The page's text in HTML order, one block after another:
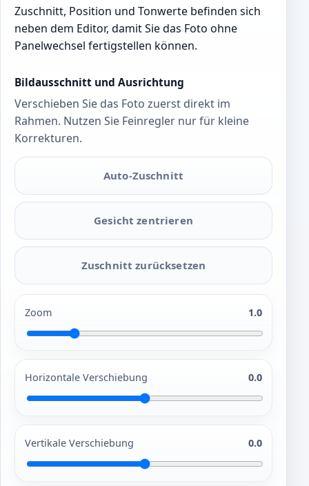
Zuschnitt, Position und Tonwerte befinden sich
neben dem Editor, damit Sie das Foto ohne
Panelwechsel fertigstellen können.
Bildausschnitt und Ausrichtung
Verschieben Sie das Foto zuerst direkt im
Rahmen. Nutzen Sie Feinregler nur für kleine
Korrekturen.
Auto-Zuschnitt
Gesicht zentrieren
Zuschnitt zurücksetzen
Zoom 1.0
Horizontale Verschiebung 0.0
Vertikale Verschiebung 0.0